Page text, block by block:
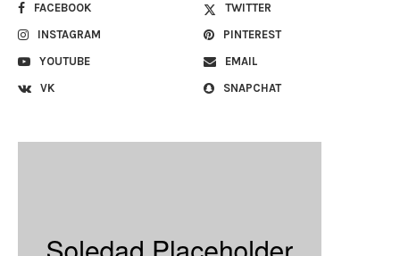
FACEBOOK
TWITTER
INSTAGRAM
PINTEREST
YOUTUBE
EMAIL
VK
SNAPCHAT